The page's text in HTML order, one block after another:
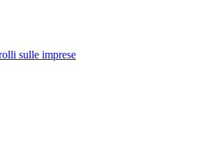
sulle imprese